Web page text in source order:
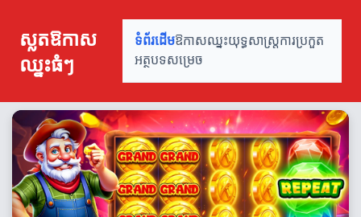
ស្លតឱកាស
ឈ្នះធំៗ
ទំព័រដើមឱកាសឈ្នះយុទ្ធសាស្ត្រការប្រកួត
អត្ថបទសម្រេច